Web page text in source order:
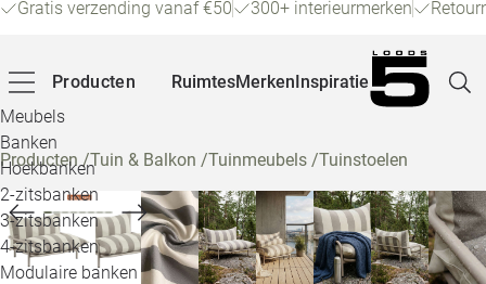
Gratis verzending vanaf €50 300+ interieurmerken
Producten
Meubels
Banken
Hoekbanken
2-zitsbanken
3-zitsbanken
4-zitsbanken
Modulaire banken
RuimtesMerkenInspiratie
Producten/Tuin & Balkon /Tuinmeubels /Tuinstoelen